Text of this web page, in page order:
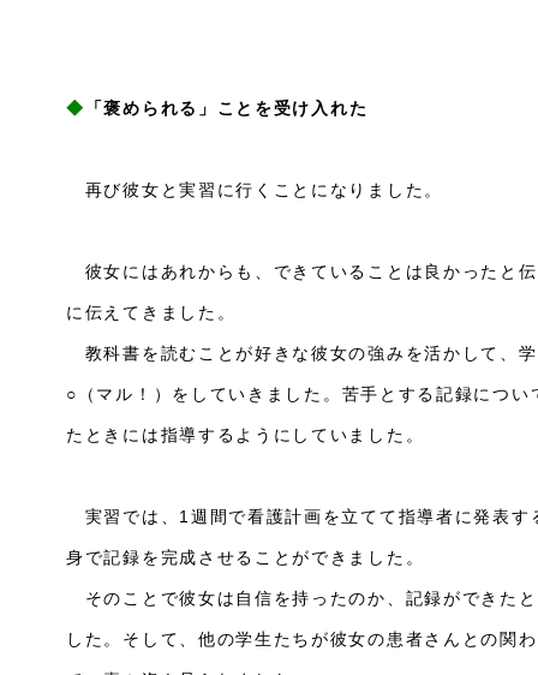
◆ 「褒められる」ことを受け入れた
再び彼女と実習に行くことになりました。
彼女にはあれからも、できていることは良かったと
に伝えてきました。
教科書を読むことが好きな彼女の強みを活かして、
○（マル！） をしていきました。苦手とする記録につ
たときには指導するようにしていました。
実習では、1週間で看護計画を立てて指導者に発表す
身で記録を完成させることができました。
そのことで彼女は自信を持ったのか、記録ができた
した。そして、他の学生たちが彼女の患者さんとの関